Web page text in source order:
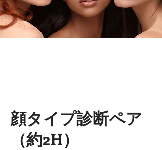
顔タイプ診断ペア
（約2H）